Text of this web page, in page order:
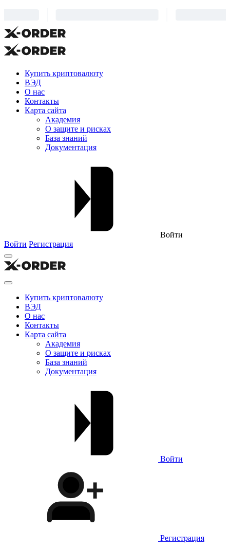
Купить криптовалюту
ВЭД
О нас
Контакты
Карта сайта
Академия
О защите и рисках
База знаний
Документация
Войти
Войти Регистрация
Купить криптовалюту
ВЭД
О нас
Контакты
Карта сайта
Академия
О защите и рисках
База знаний
Документация
Войти
Регистрация